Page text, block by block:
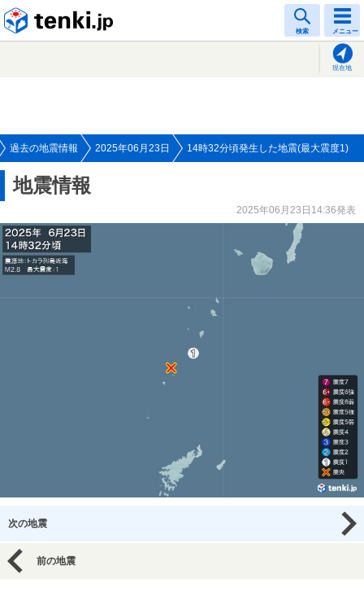
検索 メニュー
現在地
過去の地震情報 2025年06月23日 14時32分頃発生した地震(最大震度1)
地震情報
2025年06月23日14:36発表
次の地震
前の地震